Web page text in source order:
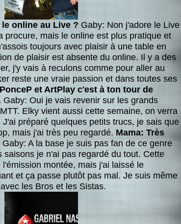
online au Live ? Gaby: Non j'adore le Live
procure, mais le online est plus pratique et
toujours avec plaisir à une table en
de plaisir est absente du online. Il y a des
j'y vais à reculons comme pour aller au
reste une vraie passion et dans toutes ses
et ArtPlay c'est à ton tour de
Gaby: Oui je vais revenir sur les grands
Elky vient aussi cette semaine, on verra
préparé quelques petits trucs, je sais que
mais j'ai très peu regardé. Mama: Très
Gaby: A la base je suis pas fan de ce genre
saisons je n'ai pas regardé du tout. Cette
montée, mais j'ai laissé le
et ça passe plutôt pas mal. Je suis même
les Bros et les Sistas.